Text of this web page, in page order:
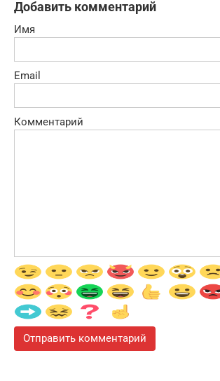
Добавить комментарий
Имя
Email
Комментарий